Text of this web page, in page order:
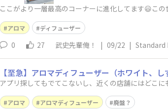
ここがより一層最高のコーナーに進化してます😃こ
アロマ ディフューザー
0 27 武史先輩俺！ | 09/22 | Standard
【至急】アロマディフューザー（ホワイト、
アロマ アロマディフューザー 廃盤？